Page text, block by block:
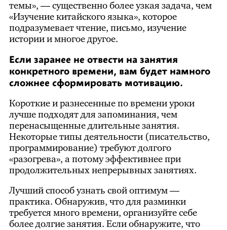
темы», — существенно более узкая задача, чем
«Изучение китайского языка», которое
подразумевает чтение, письмо, изучение
истории и многое другое.
Если заранее не отвести на занятия
конкретного времени, вам будет намного
сложнее сформировать мотивацию.
Короткие и разнесенные по времени уроки
лучше подходят для запоминания, чем
перенасыщенные длительные занятия.
Некоторые типы деятельности (писательство,
программирование) требуют долгого
«разогрева», а потому эффективнее при
продолжительных непрерывных занятиях.
Лучший способ узнать свой оптимум —
практика. Обнаружив, что для разминки
требуется много времени, организуйте себе
более долгие занятия. Если обнаружите, что